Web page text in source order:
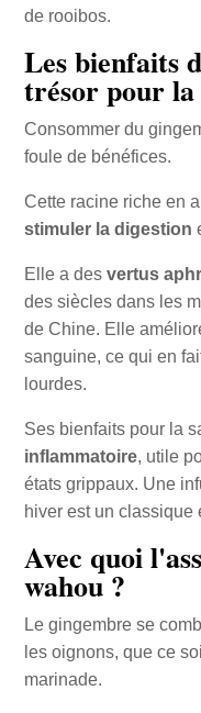
de rooibos.
Les bienfaits
trésor pour la
Consommer du
foule de bénéfices.
Cette racine riche en
stimuler la digestion
Elle a des vertus
des siècles dans les
de Chine. Elle
sanguine, ce qui en
lourdes.
Ses bienfaits pour la
inflammatoire, utile
états grippaux. Une
hiver est un classique
Avec quoi
wahou ?
Le gingembre se
les oignons, que ce
marinade.